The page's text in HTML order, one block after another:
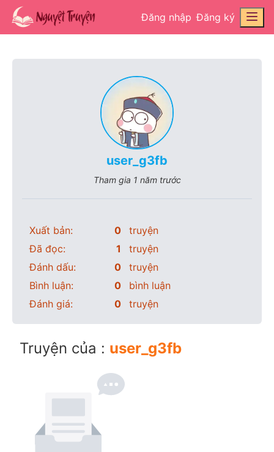
Đăng nhập Đăng ký
user_g3fb
Tham gia 1 năm trước
Xuất bản: 0
truyện
Đã đọc:
1
truyện
Đánh dấu:
0
truyện
Bình luận:
0
bình luận
Đánh giá:
0 truyện
Truyện của : user_g3fb